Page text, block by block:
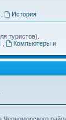
История
туристов).
Компьютеры и